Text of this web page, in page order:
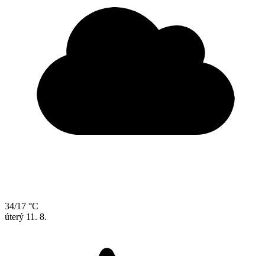
34/17 °C
úterý 11. 8.